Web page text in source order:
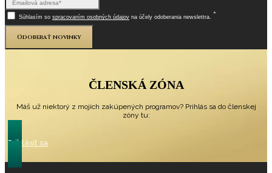
Súhlasím so spracovaním osobných údajov na účely odoberania newslettra. *
Odoberať novinky
ČLENSKÁ ZÓNA
Máš už niektorý z mojich zakúpených programov? Prihlás sa do členskej
zóny tu:
Prihlásiť sa